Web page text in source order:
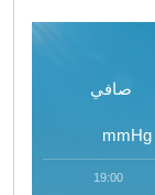
صافي
mmHg
19:00